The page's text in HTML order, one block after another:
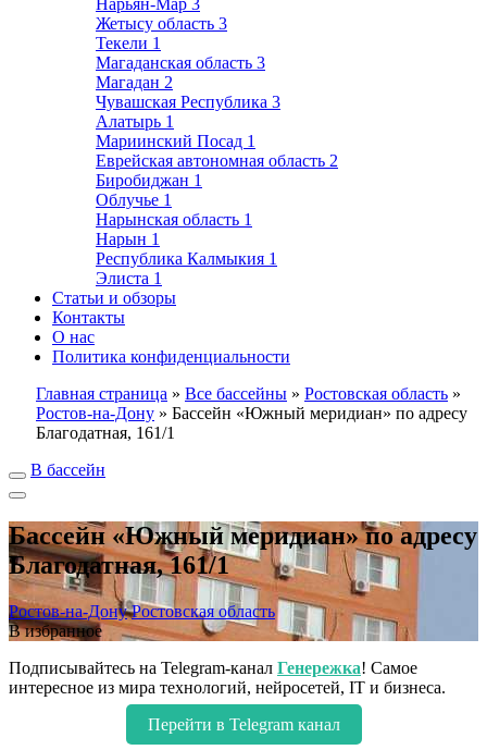
Нарьян-Мар 3
Жетысу область 3
Текели 1
Магаданская область 3
Магадан 2
Чувашская Республика 3
Алатырь 1
Мариинский Посад 1
Еврейская автономная область 2
Биробиджан 1
Облучье 1
Нарынская область 1
Нарын 1
Республика Калмыкия 1
Элиста 1
Статьи и обзоры
Контакты
О нас
Политика конфиденциальности
Главная страница » Все бассейны » Ростовская область »
Ростов-на-Дону » Бассейн «Южный меридиан» по адресу
Благодатная, 161/1
В бассейн
Бассейн «Южный меридиан» по адресу
Благодатная, 161/1
Ростов-на-Дону Ростовская область
В избранное
Подписывайтесь на Telegram-канал Генережка! Самое
интересное из мира технологий, нейросетей, IT и бизнеса.
Перейти в Telegram канал